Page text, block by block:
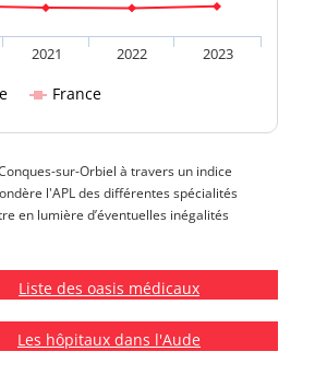
France
2021 2022 2023
sur-Orbiel à travers un indice
l'APL des différentes spécialités
en lumière d’éventuelles inégalités
Liste des oasis médicaux
Les hôpitaux dans l'Aude